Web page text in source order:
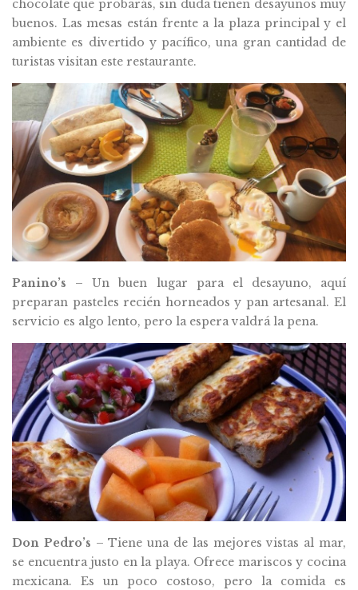
chocolate que probarás, sin duda tienen desayunos muy
buenos. Las mesas están frente a la plaza principal y el
ambiente es divertido y pacífico, una gran cantidad de
turistas visitan este restaurante.
Panino’s – Un buen lugar para el desayuno, aquí
preparan pasteles recién horneados y pan artesanal. El
servicio es algo lento, pero la espera valdrá la pena.
Don Pedro’s – Tiene una de las mejores vistas al mar,
se encuentra justo en la playa. Ofrece mariscos y cocina
mexicana. Es un poco costoso, pero la comida es